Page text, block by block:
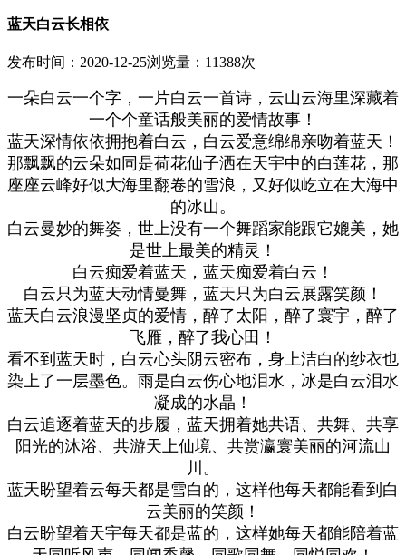
蓝天白云长相依
发布时间：2020-12-25浏览量：11388次
一朵白云一个字，一片白云一首诗，云山云海里深藏着
一个个童话般美丽的爱情故事！
蓝天深情依依拥抱着白云，白云爱意绵绵亲吻着蓝天！
那飘飘的云朵如同是荷花仙子洒在天宇中的白莲花，那
座座云峰好似大海里翻卷的雪浪，又好似屹立在大海中
的冰山。
白云曼妙的舞姿，世上没有一个舞蹈家能跟它媲美，她
是世上最美的精灵！
白云痴爱着蓝天，蓝天痴爱着白云！
白云只为蓝天动情曼舞，蓝天只为白云展露笑颜！
蓝天白云浪漫坚贞的爱情，醉了太阳，醉了寰宇，醉了
飞雁，醉了我心田！
看不到蓝天时，白云心头阴云密布，身上洁白的纱衣也
染上了一层墨色。雨是白云伤心地泪水，冰是白云泪水
凝成的水晶！
白云追逐着蓝天的步履，蓝天拥着她共语、共舞、共享
阳光的沐浴、共游天上仙境、共赏瀛寰美丽的河流山
川。
蓝天盼望着云每天都是雪白的，这样他每天都能看到白
云美丽的笑颜！
白云盼望着天宇每天都是蓝的，这样她每天都能陪着蓝